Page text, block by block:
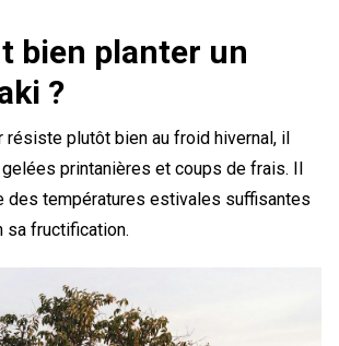
bien planter un
?
résiste plutôt bien au froid hivernal, il
gelées printanières et coups de frais. Il
des températures estivales suffisantes
sa fructification.